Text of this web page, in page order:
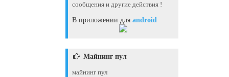
сообщения и другие действия !
В приложении для android
Майнинг пул
майнинг пул